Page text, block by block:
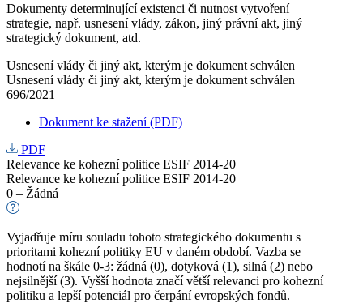
Dokumenty determinující existenci či nutnost vytvoření
strategie, např. usnesení vlády, zákon, jiný právní akt, jiný
strategický dokument, atd.
Usnesení vlády či jiný akt, kterým je dokument schválen
Usnesení vlády či jiný akt, kterým je dokument schválen
696/2021
Dokument ke stažení (PDF)
PDF
Relevance ke kohezní politice ESIF 2014-20
Relevance ke kohezní politice ESIF 2014-20
0 – Žádná
Vyjadřuje míru souladu tohoto strategického dokumentu s
prioritami kohezní politiky EU v daném období. Vazba se
hodnotí na škále 0-3: žádná (0), dotyková (1), silná (2) nebo
nejsilnější (3). Vyšší hodnota značí větší relevanci pro kohezní
politiku a lepší potenciál pro čerpání evropských fondů.